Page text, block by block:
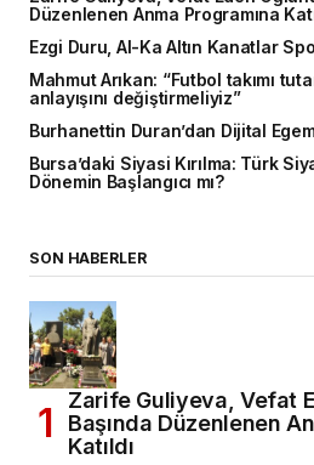
Düzenlenen Anma Programına
Ezgi Duru, Al-Ka Altın Kanatlar
Mahmut Arıkan: “Futbol takımı
anlayışını değiştirmeliyiz”
Burhanettin Duran’dan Dijital
Bursa’daki Siyasi Kırılma: Türk
Dönemin Başlangıcı mı?
SON HABERLER
Zarife Guliyeva, Vefat
Başında Düzenlenen
Katıldı